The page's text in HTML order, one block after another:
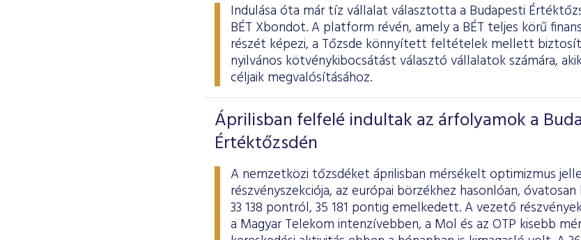
Indulása óta már tíz vállalat választotta a Budapesti
BÉT Xbondot. A platform révén, amely a BÉT teljes körű
részét képezi, a Tőzsde könnyített feltételek mellett
nyilvános kötvénykibocsátást választó vállalatok számára,
céljaik megvalósításához.
Áprilisban felfelé indultak az árfolyamok a
Értéktőzsdén
A nemzetközi tőzsdéket áprilisban mérsékelt optimizmus
részvényszekciója, az európai börzékhez hasonlóan,
33 138 pontról, 35 181 pontig emelkedett. A vezető
a Magyar Telekom intenzívebben, a Mol és az OTP kisebb